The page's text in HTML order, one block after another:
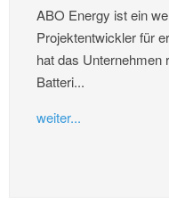
ABO Energy ist ein
Projektentwickler für
hat das Unternehmen
Batteri...
weiter...